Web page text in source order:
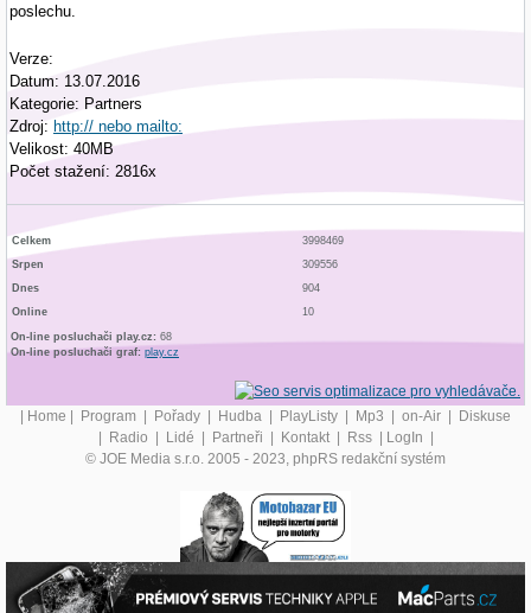
poslechu.
Verze:
Datum: 13.07.2016
Kategorie: Partners
Zdroj: http:// nebo mailto:
Velikost: 40MB
Počet stažení: 2816x
Celkem
3998469
Srpen
309556
Dnes
904
Online
10
On-line posluchači play.cz: 68
On-line posluchači graf: play.cz
| Home | Program | Pořady | Hudba | PlayListy | Mp3 | on-Air | Diskuse
| Radio | Lidé | Partneři | Kontakt | Rss | LogIn |
© JOE Media s.r.o. 2005 - 2023, phpRS redakční systém